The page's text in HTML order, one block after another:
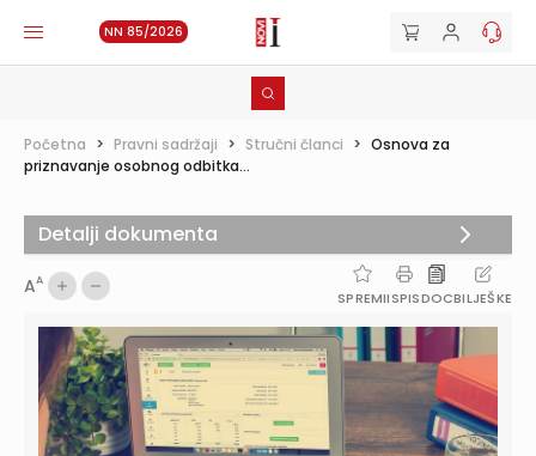
NN 85/2026
Početna > Pravni sadržaji > Stručni članci > Osnova za
priznavanje osobnog odbitka...
AA
SPREMIISPISDOCBILJEŠKE
Detalji dokumenta